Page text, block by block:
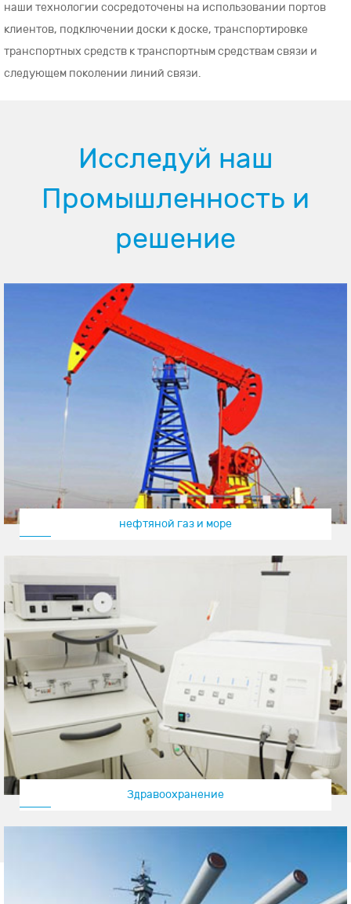
наши технологии сосредоточены на использовании портов
клиентов, подключении доски к доске, транспортировке
транспортных средств к транспортным средствам связи и
следующем поколении линий связи.
Исследуй наш
Промышленность и
решение
нефтяной газ и море
Здравоохранение